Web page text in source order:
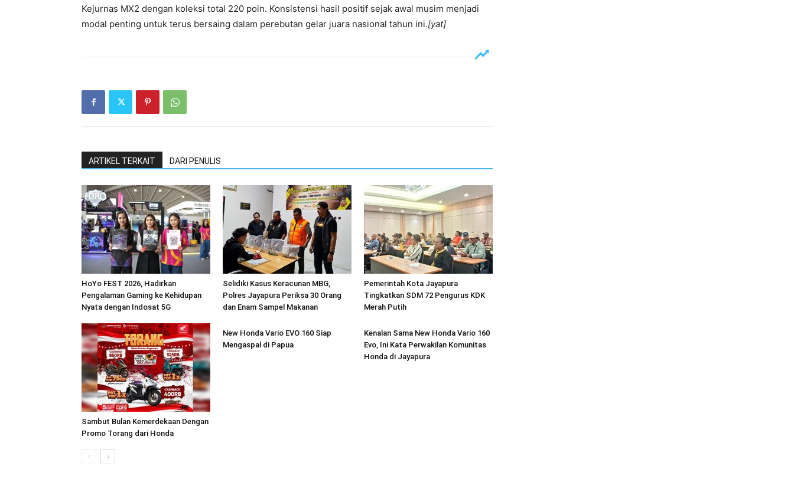
Kejurnas MX2 dengan koleksi total 220 poin. Konsistensi hasil positif sejak awal musim menjadi
modal penting untuk terus bersaing dalam perebutan gelar juara nasional tahun ini.[yat]
ARTIKEL TERKAIT DARI PENULIS
HoYo FEST 2026, Hadirkan
Pengalaman Gaming ke Kehidupan
Nyata dengan Indosat 5G
Selidiki Kasus Keracunan MBG,
Polres Jayapura Periksa 30 Orang
dan Enam Sampel Makanan
Pemerintah Kota Jayapura
Tingkatkan SDM 72 Pengurus KDK
Merah Putih
Sambut Bulan Kemerdekaan Dengan
Promo Torang dari Honda
New Honda Vario EVO 160 Siap
Mengaspal di Papua
Kenalan Sama New Honda Vario 160
Evo, Ini Kata Perwakilan Komunitas
Honda di Jayapura